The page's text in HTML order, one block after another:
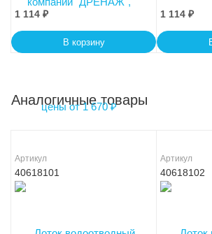
1 114 ₽
В корзину
1 114 ₽
Аналогичные товары
Артикул
40618101
Артикул
40618102